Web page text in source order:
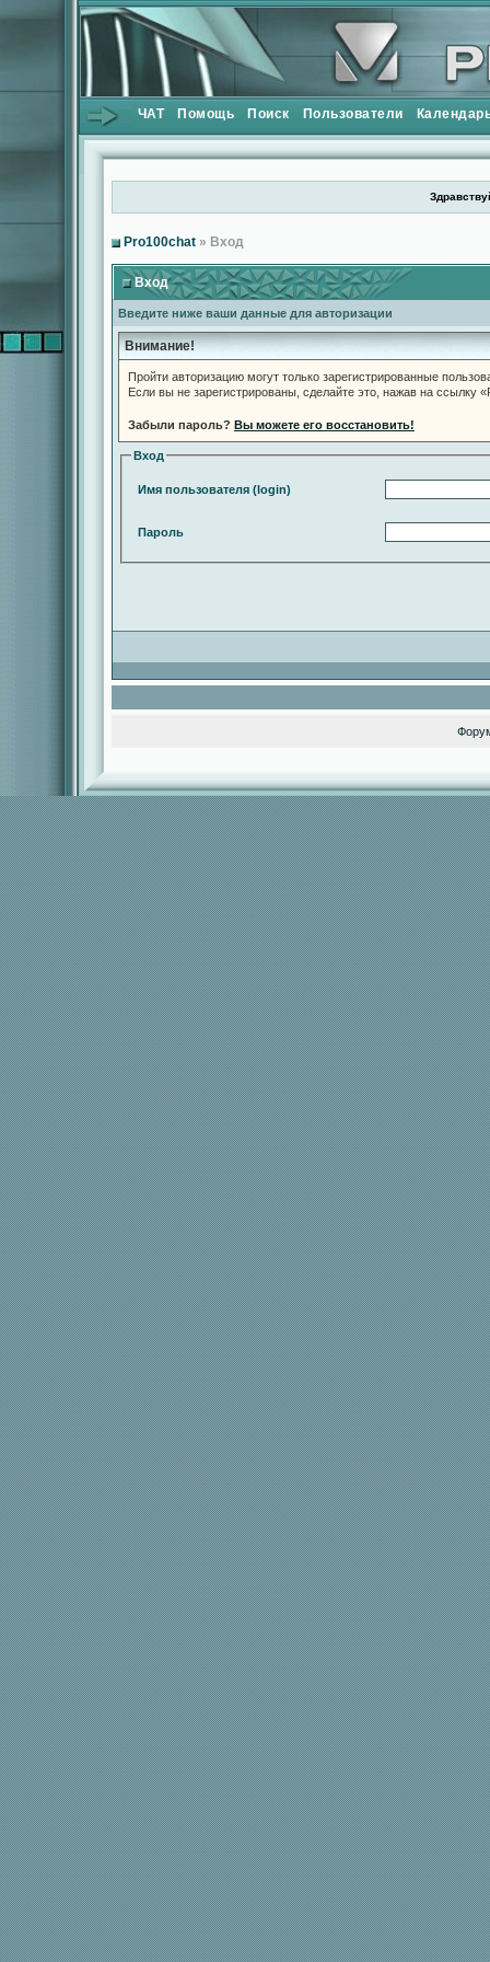
ЧАТ Помощь Поиск Пользователи
Pro100chat » Вход
Вход
Введите ниже ваши данные для авторизации
Внимание!
Пройти авторизацию могут только зарегистрированные
Если вы не зарегистрированы, сделайте это, нажав на ссылку
Забыли пароль? Вы можете его восстановить!
Вход
Имя пользователя (login)
Пароль